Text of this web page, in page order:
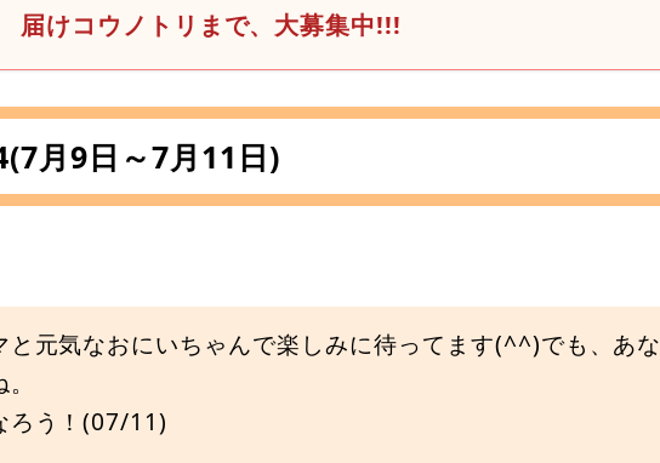
届けコウノトリまで、大募集中!!!
月9日～7月11日)
元気なおにいちゃんで楽しみに待ってます(^^)でも、あな
ろう！(07/11)